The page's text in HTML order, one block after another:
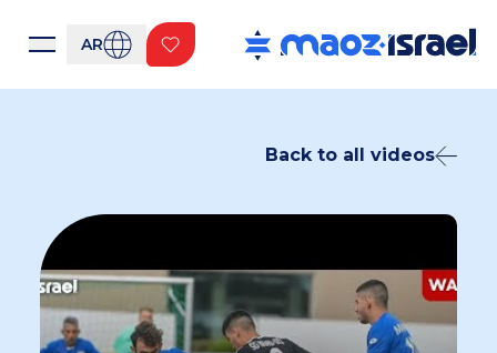
AR
Back to all videos